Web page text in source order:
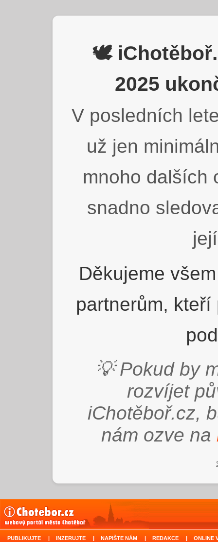
🕊️
2025
V posledních
už jen
mnoho dalších
snadno
Děkujeme
partnerům,
💡 Pokud by
rozvíjet
iChotěboř.cz,
nám ozve na
PUBLIKUJTE | INZERUJTE | NAPIŠTE NÁM | REDAKCE | ONLINE